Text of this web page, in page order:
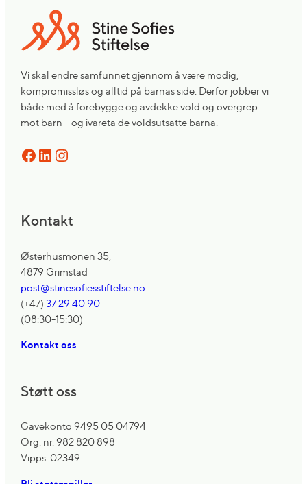
Vi skal endre samfunnet gjennom å være modig,
kompromissløs og alltid på barnas side. Derfor jobber vi
både med å forebygge og avdekke vold og overgrep
mot barn – og ivareta de voldsutsatte barna.
Facebook LinkedIn Instagram
Kontakt
Østerhusmonen 35,
4879 Grimstad
post@stinesofiesstiftelse.no
(+47)37 29 40 90
(08:30-15:30)
Kontakt oss
Støtt oss
Gavekonto 9495 05 04794
Org. nr. 982 820 898
Vipps: 02349